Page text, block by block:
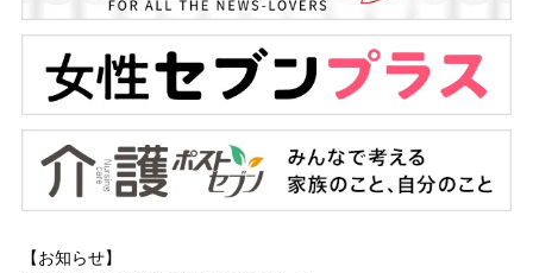
【お知らせ】